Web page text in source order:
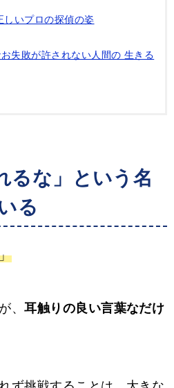
しいプロの探偵の姿
失敗が許されない人間の 生きる
るな」という名
る
、耳触 りの良い言葉なだけ